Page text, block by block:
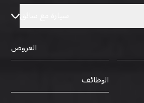
العروض
الوظائف